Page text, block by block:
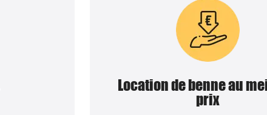
Location de benne au
prix